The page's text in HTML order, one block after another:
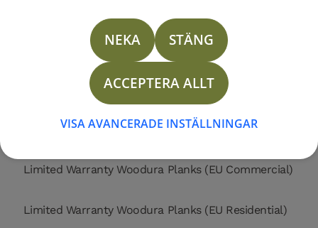
NEKA STÄNG
ACCEPTERA ALLT
VISA AVANCERADE INSTÄLLNINGAR
Skötselinstruktion
Limited Warranty Woodura Planks (US Commercial)
Limited Warranty Woodura Planks (US Residential)
Limited Warranty Woodura Planks (EU Commercial)
Limited Warranty Woodura Planks (EU Residential)